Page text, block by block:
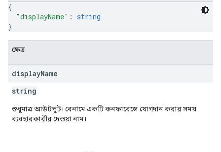
{
"displayName" : string
}
ক্ষেত্র
displayName
string
শুধুমাত্র আউটপুট। বেনামে একটি কনফারেন্সে যোগদান করার সময়
ব্যবহারকারীর দেওয়া নাম।